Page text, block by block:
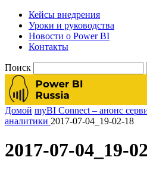
Кейсы внедрения
Уроки и руководства
Новости о Power BI
Контакты
Поиск
Домой myBI Connect – анонс
аналитики 2017-07-04_19-02-18
2017-07-04_19-